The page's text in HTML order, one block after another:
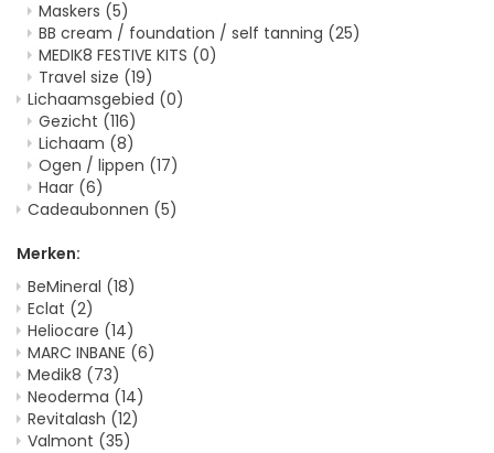
Maskers (5)
BB cream / foundation / self tanning (25)
MEDIK8 FESTIVE KITS (0)
Travel size (19)
Lichaamsgebied (0)
Gezicht (116)
Lichaam (8)
Ogen / lippen (17)
Haar (6)
Cadeaubonnen (5)
Merken:
BeMineral (18)
Eclat (2)
Heliocare (14)
MARC INBANE (6)
Medik8 (73)
Neoderma (14)
Revitalash (12)
Valmont (35)